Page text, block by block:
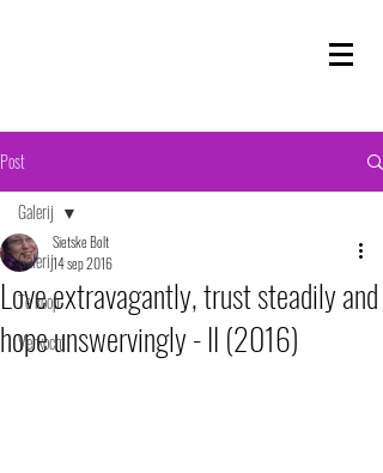
Post
Galerij
Te koop
Verkocht
Galerij
Love extravagantly, trust steadily and
hope unswervingly - II (2016)
Sietske Bolt
14 sep 2016